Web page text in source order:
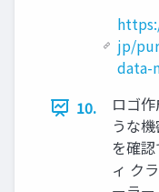
jp/
data-
10.
ロゴ
うな
を確
ィ ク